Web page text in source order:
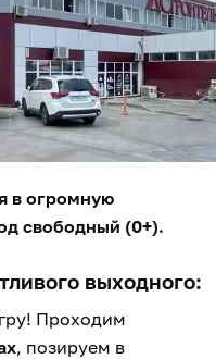
в огромную
свободный (0+).
выходного:
Проходим
, позируем в